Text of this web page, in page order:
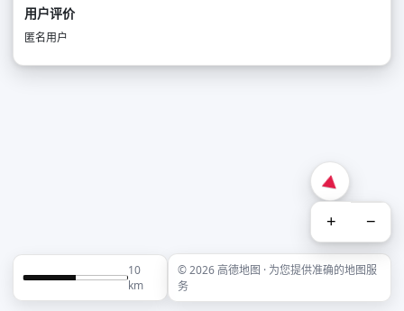
用户评价
匿名用户
+ −
10
km
© 2026 高德地图 · 为您提供准确的地图服
务